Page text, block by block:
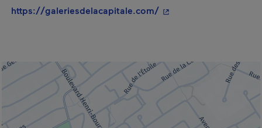
https://galeriesdelacapitale.com/- Cet hyperlien